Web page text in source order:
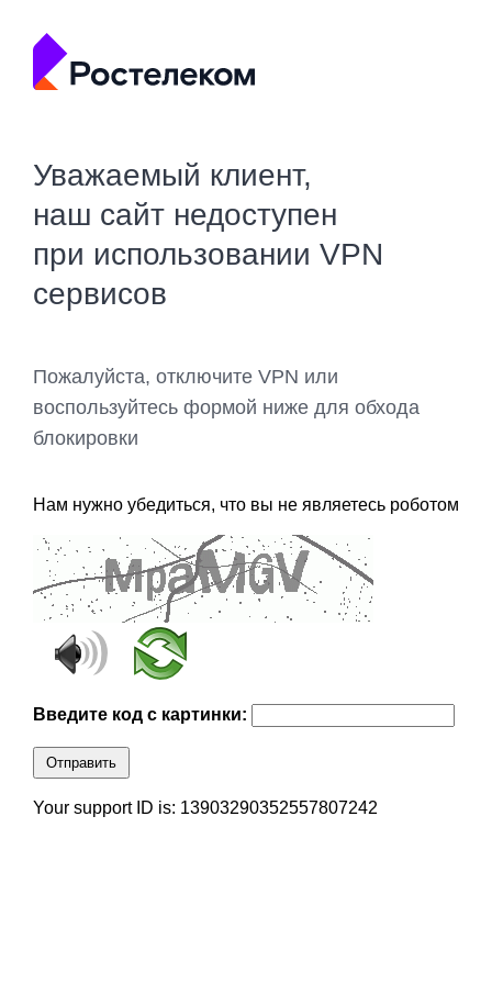
Уважаемый клиент,
наш сайт недоступен
при использовании VPN
сервисов
Пожалуйста, отключите VPN или
воспользуйтесь формой ниже для обхода
блокировки
Нам нужно убедиться, что вы не являетесь роботом
Введите код с картинки:
Отправить
Your support ID is: 13903290352557807242